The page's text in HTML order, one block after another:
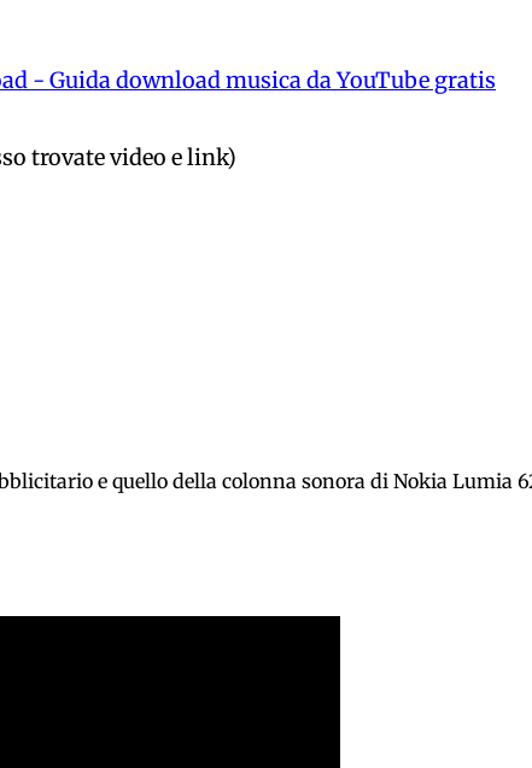
- Guida download musica da YouTube gratis
trovate video e link)
e quello della colonna sonora di Nokia Lumia